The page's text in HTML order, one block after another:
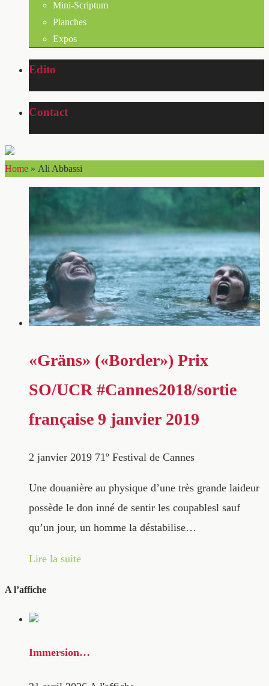
Mini-Scriptum
Planches
Expos
Edito
Contact
Home » Ali Abbassi
«Gräns» («Border») Prix
SO/UCR #Cannes2018/sortie
française 9 janvier 2019
2 janvier 2019 71º Festival de Cannes
Une douanière au physique d’une très grande laideur
possède le don inné de sentir les coupablesl sauf
qu’un jour, un homme la déstabilise…
Lire la suite
A l’affiche
Immersion…